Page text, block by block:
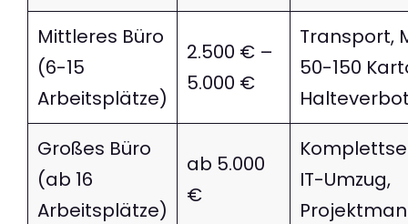
Mittleres Büro
(6-15
Arbeitsplätze)
2.500 € –
5.000 €
Transport,
50-150
Großes Büro
(ab 16
Arbeitsplätze)
ab 5.000
€
IT-Umzug,